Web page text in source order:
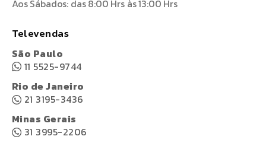
Aos Sábados: das 8:00 Hrs às 13:00 Hrs
Televendas
São Paulo
11 5525-9744
Rio de Janeiro
21 3195-3436
Minas Gerais
31 3995-2206